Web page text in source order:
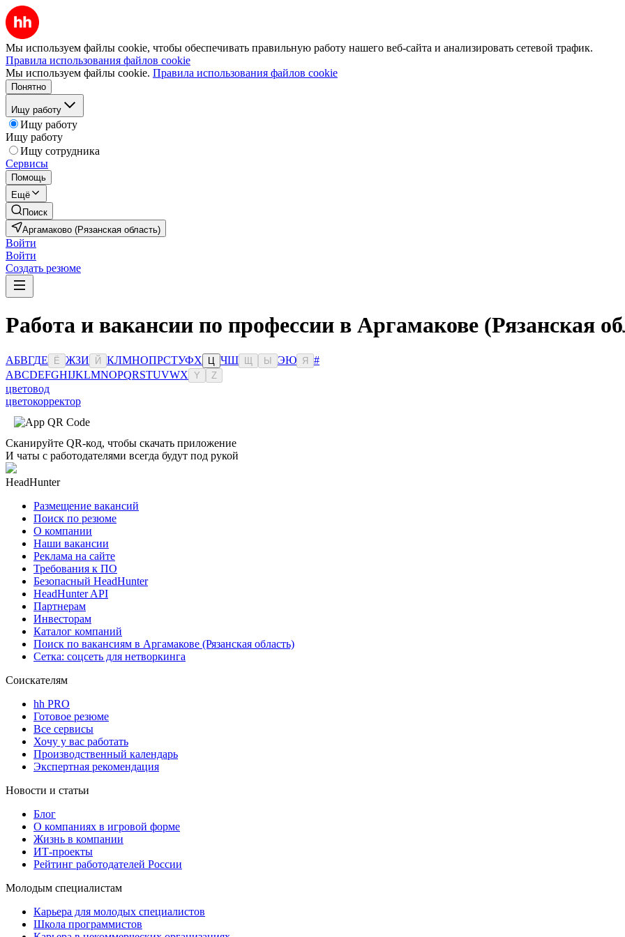
Мы используем файлы cookie, чтобы обеспечивать правильную работу нашего веб-сайта и анализировать сетевой трафик.
Правила использования файлов cookie
Мы используем файлы cookie. Правила использования файлов cookie
Понятно
Ищу работу
Ищу работу
Ищу работу
Ищу сотрудника
Сервисы
Помощь
Ещё
Поиск
Аргамаково (Рязанская область)
Войти
Войти
Создать резюме
Работа и вакансии по профессии в Аргамакове (Рязанская
АБВГДЕ Ё ЖЗИ Й КЛМНОПРСТУФХ ЧШ Ы ЭЮ Я
#
ABCDEFGHIJKLMNOPQRSTUVWX Y Z
цветовод
цветокорректор
Сканируйте QR-код, чтобы скачать приложение
И чаты с работодателями всегда будут под рукой
HeadHunter
Размещение вакансий
Поиск по резюме
О компании
Наши вакансии
Реклама на сайте
Требования к ПО
Безопасный HeadHunter
HeadHunter API
Партнерам
Инвесторам
Каталог компаний
Поиск по вакансиям в Аргамакове (Рязанская область)
Сетка: соцсеть для нетворкинга
Соискателям
hh PRO
Готовое резюме
Все сервисы
Хочу у вас работать
Производственный календарь
Экспертная рекомендация
Новости и статьи
Блог
О компаниях в игровой форме
Жизнь в компании
ИТ-проекты
Рейтинг работодателей России
Молодым специалистам
Карьера для молодых специалистов
Школа программистов